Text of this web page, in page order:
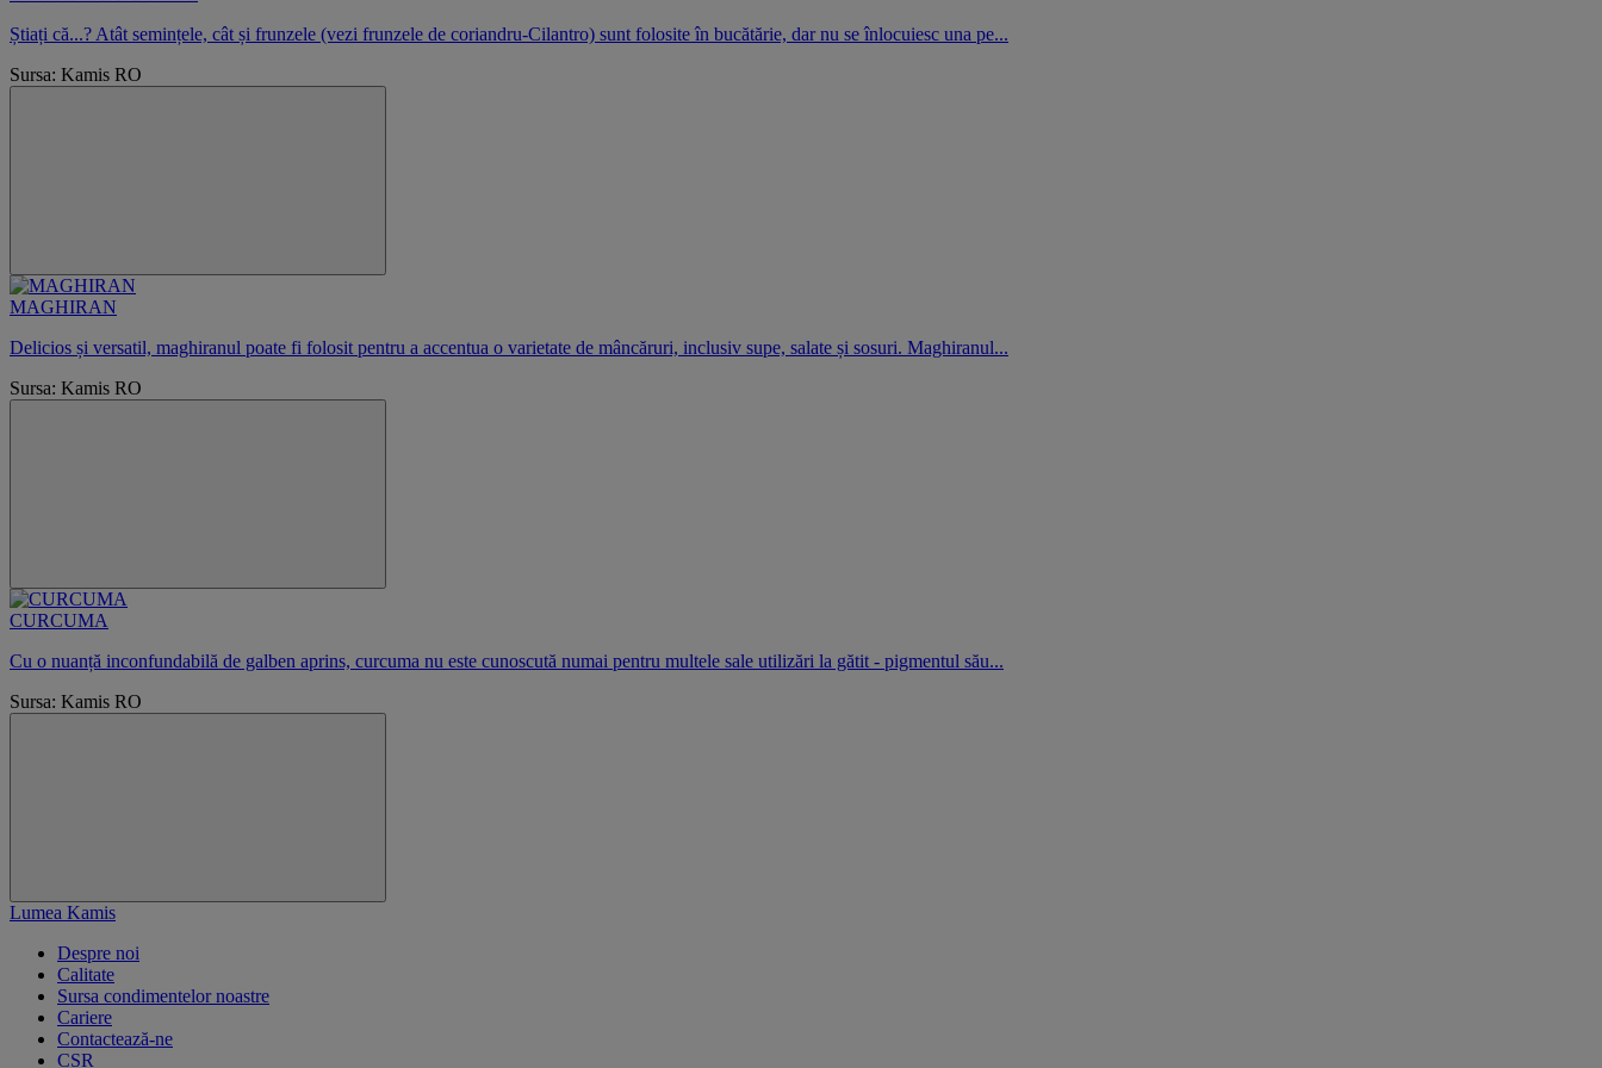
Știați că...? Atât semințele, cât și frunzele (vezi frunzele de coriandru-Cilantro) sunt folosite în bucătărie, dar nu se înlocuiesc una pe...
Sursa: Kamis RO
MAGHIRAN
Delicios și versatil, maghiranul poate fi folosit pentru a accentua o varietate de mâncăruri, inclusiv supe, salate și sosuri. Maghiranul...
Sursa: Kamis RO
CURCUMA
Cu o nuanță inconfundabilă de galben aprins, curcuma nu este cunoscută numai pentru multele sale utilizări la gătit - pigmentul său...
Sursa: Kamis RO
Lumea Kamis
Despre noi
Calitate
Sursa condimentelor noastre
Cariere
Contactează-ne
CSR